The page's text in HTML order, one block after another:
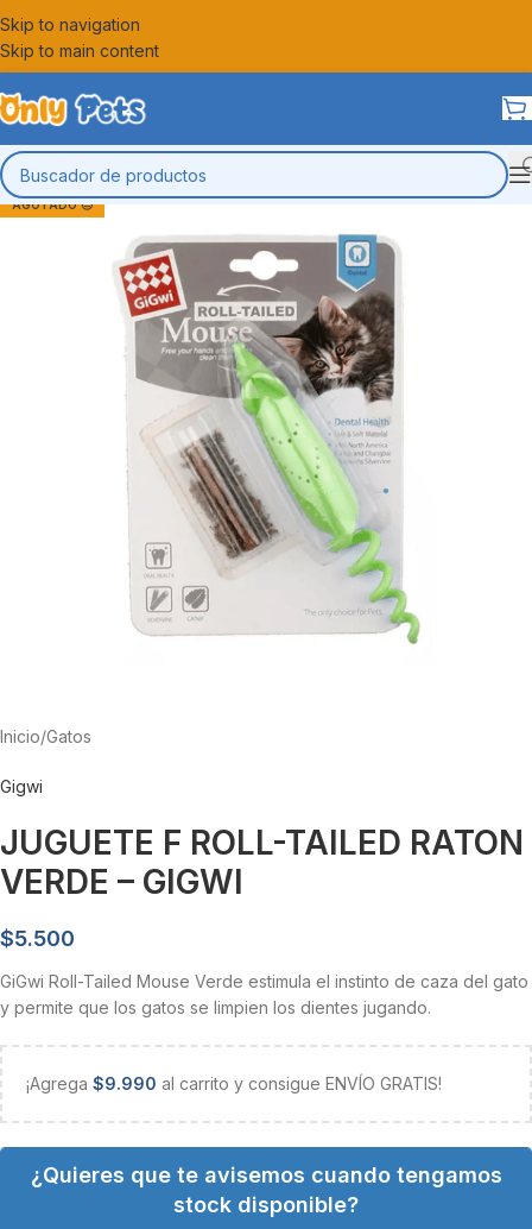
Skip to navigation
Skip to main content
AGOTADO 😔
Inicio/Gatos
Gigwi
JUGUETE F ROLL-TAILED RATON
VERDE – GIGWI
$5.500
GiGwi Roll-Tailed Mouse Verde estimula el instinto de caza del gato
y permite que los gatos se limpien los dientes jugando.
¡Agrega $9.990 al carrito y consigue ENVÍO GRATIS!
¿Quieres que te avisemos cuando tengamos
stock disponible?